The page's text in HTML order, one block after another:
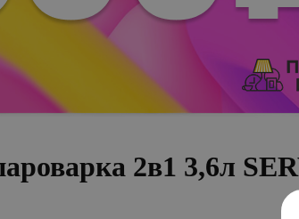
2в1 3,6л